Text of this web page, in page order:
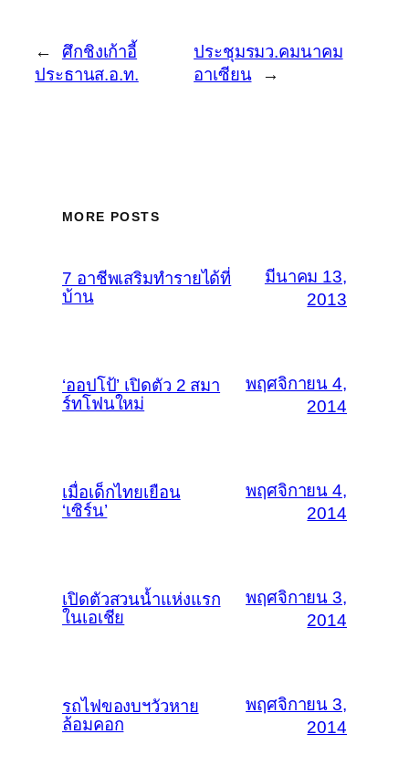
←
ศึกชิงเก้าอี้
ประธานส.อ.ท.
ประชุมรมว.คมนาคม
อาเซียน
→
MORE POSTS
7 อาชีพเสริมทำรายได้ที่
บ้าน
มีนาคม 13,
2013
‘ออปโป้’ เปิดตัว 2 สมา
ร์ทโฟนใหม่
พฤศจิกายน 4,
2014
เมื่อเด็กไทยเยือน
‘เซิร์น’
พฤศจิกายน 4,
2014
เปิดตัวสวนน้ำแห่งแรก
ในเอเชีย
พฤศจิกายน 3,
2014
รถไฟของบฯวัวหาย
ล้อมคอก
พฤศจิกายน 3,
2014